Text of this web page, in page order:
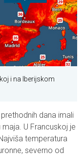
i na Iberijskom
dana imali
U Francuskoj je
temperatura
severno od